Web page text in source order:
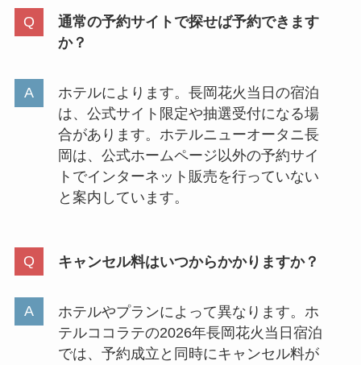
通常の予約サイトで探せば予約できます
か？
ホテルによります。長岡花火当日の宿泊
は、公式サイト限定や抽選受付になる場
合があります。ホテルニューオータニ長
岡は、公式ホームページ以外の予約サイ
トでインターネット販売を行っていない
と案内しています。
キャンセル料はいつからかかりますか？
ホテルやプランによって異なります。ホ
テルココラテの2026年長岡花火当日宿泊
では、予約成立と同時にキャンセル料が